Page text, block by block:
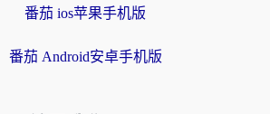
番茄 ios苹果手机版
番茄 Android安卓手机版